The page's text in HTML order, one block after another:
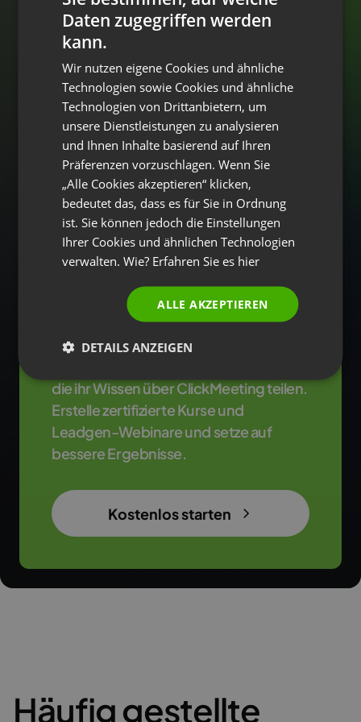
UNTERNEHMEN UND FACHLEUTE
die ihr Wissen über ClickMeeting teilen.
Erstelle zertifizierte Kurse und
Leadgen-Webinare und setze auf
bessere Ergebnisse.
Kostenlos starten
Häufig gestellte
ENGLISH
GERMAN
POLISH
RUSSIAN
SPANISH
ITALIAN
Daten zugegriffen werden
kann.
Wir nutzen eigene Cookies und ähnliche
Technologien sowie Cookies und ähnliche
Technologien von Drittanbietern, um
unsere Dienstleistungen zu analysieren
und Ihnen Inhalte basierend auf Ihren
Präferenzen vorzuschlagen. Wenn Sie
„Alle Cookies akzeptieren“ klicken,
bedeutet das, dass es für Sie in Ordnung
ist. Sie können jedoch die Einstellungen
Ihrer Cookies und ähnlichen Technologien
verwalten. Wie? Erfahren Sie es hier
ALLE AKZEPTIEREN
DETAILS ANZEIGEN